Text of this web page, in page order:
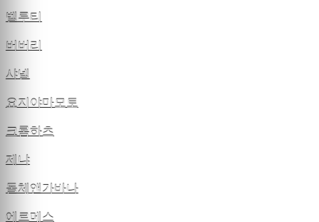
벨루티
버버리
샤넬
요지야마모토
크롬하츠
제냐
돌체앤가바나
에르메스